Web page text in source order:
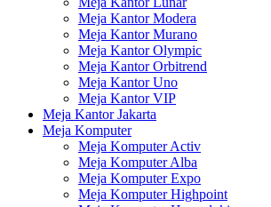
Meja Kantor Modera
Meja Kantor Murano
Meja Kantor Olympic
Meja Kantor Orbitrend
Meja Kantor Uno
Meja Kantor VIP
Meja Kantor Jakarta
Meja Komputer
Meja Komputer Activ
Meja Komputer Alba
Meja Komputer Expo
Meja Komputer Highpoint